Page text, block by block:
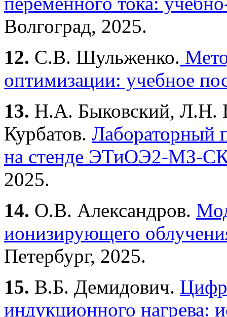
Волгоград, 2025.
12. С.В. Шульженко.
оптимизации: учебное
13. Н.А. Быковский, Л.Н.
Курбатов. Лабораторный
на стенде ЭТиОЭ2-МЗ-
2025.
14. О.В. Александров.
ионизирующего
Петербург, 2025.
15. В.Б. Демидович.
индукционного нагрева: